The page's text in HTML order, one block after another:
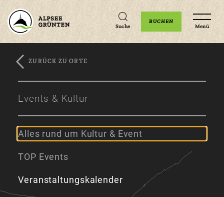
Zum
Zur
Zum
Suche
BUCHEN
Menü
ZURÜCK ZU ORTE
Events & Kultur
Alles rund um Kultur & Event
TOP Events
Veranstaltungskalender
Unterkünfte Veranstaltungen